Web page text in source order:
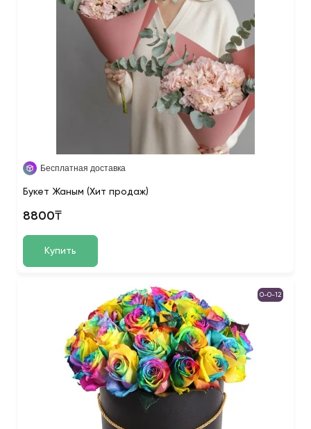
Бесплатная доставка
Букет Жаным (Хит продаж)
8800₸
Купить
0-0-12